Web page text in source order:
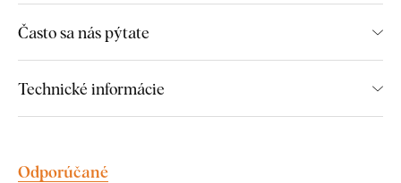
Často sa nás pýtate
Technické informácie
Odporúčané